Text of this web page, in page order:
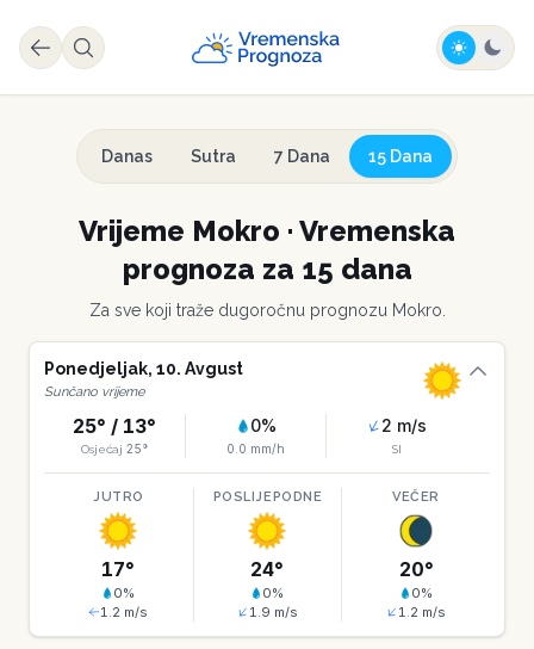
Danas Sutra 7 Dana 15 Dana
Vrijeme Mokro · Vremenska
prognoza za 15 dana
Za sve koji traže dugoročnu prognozu Mokro
Ponedjeljak, 10. Avgust
Sunčano vrijeme
25° / 13°
Osjećaj 25°
0%
0.0 mm/h
2 m/s
SI
JUTRO
17°
0%
1.2 m/s
POSLIJEPODNE
24°
0%
1.9 m/s
VEČER
20°
0%
1.2 m/s